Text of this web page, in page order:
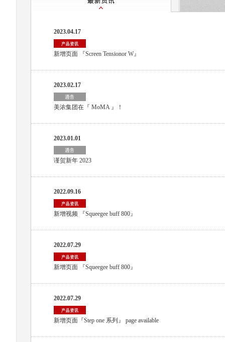
2023.04.17
新增页面 『Screen Tensionor W』
2023.02.17
美浓集团在『 MoMA 』！
2023.01.01
谨贺新年 2023
2022.09.16
新增视频 『Squeegee buff 800』
2022.07.29
新增页面 『Squeegee buff 800』
2022.07.29
新增页面『Step one 系列』 page available